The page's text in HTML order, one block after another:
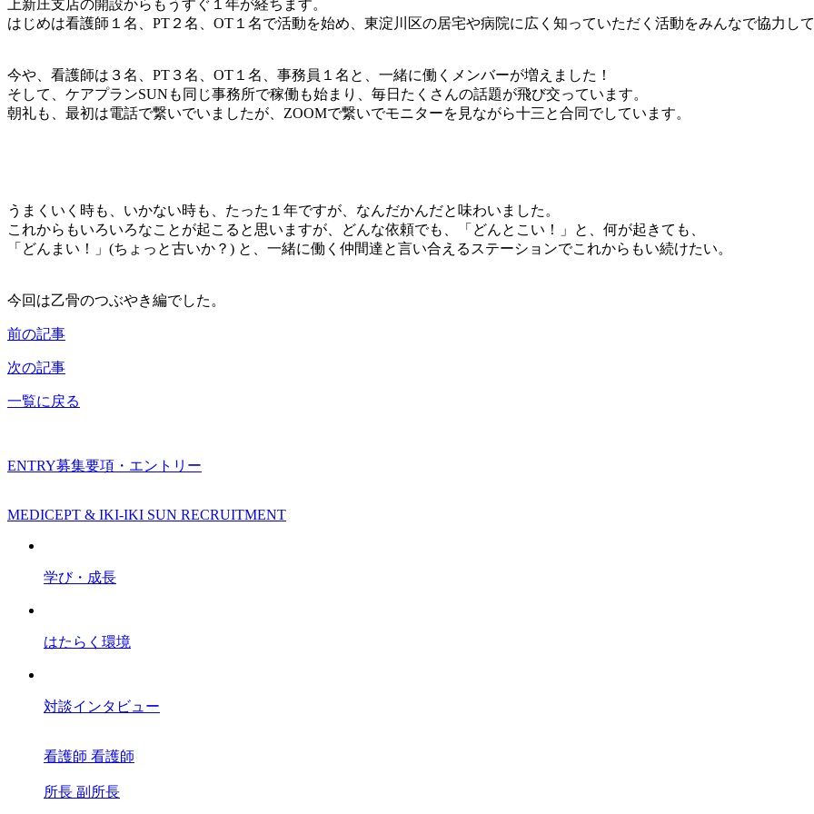
上新庄支店の開設からもうすぐ１年が経ちます。
はじめは看護師１名、PT２名、OT１名で活動を始め、東淀川区の居宅や病院に広く知っていただく活動をみんなで協力して
今や、看護師は３名、PT３名、OT１名、事務員１名と、一緒に働くメンバーが増えました！
そして、ケアプランSUNも同じ事務所で稼働も始まり、毎日たくさんの話題が飛び交っています。
朝礼も、最初は電話で繋いでいましたが、ZOOMで繋いでモニターを見ながら十三と合同でしています。
うまくいく時も、いかない時も、たった１年ですが、なんだかんだと味わいました。
これからもいろいろなことが起こると思いますが、どんな依頼でも、「どんとこい！」と、何が起きても、
「どんまい！」(ちょっと古いか？) と、一緒に働く仲間達と言い合えるステーションでこれからもい続けたい。
今回は乙骨のつぶやき編でした。
前の記事
次の記事
一覧に戻る
ENTRY募集要項・エントリー
MEDICEPT & IKI-IKI SUN RECRUITMENT
学び・成長
はたらく環境
対談インタビュー
看護師 看護師
所長 副所長